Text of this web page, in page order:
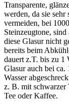
Transparente,
werden, da sie
vermeiden, bei
Steinzeugtone,
diese Glasur nicht
bereits beim
dauert z.T. bis zu 1
Glasur auch bei ca.
Wasser
z. B. mit schwarzer
Tee oder Kaffee.